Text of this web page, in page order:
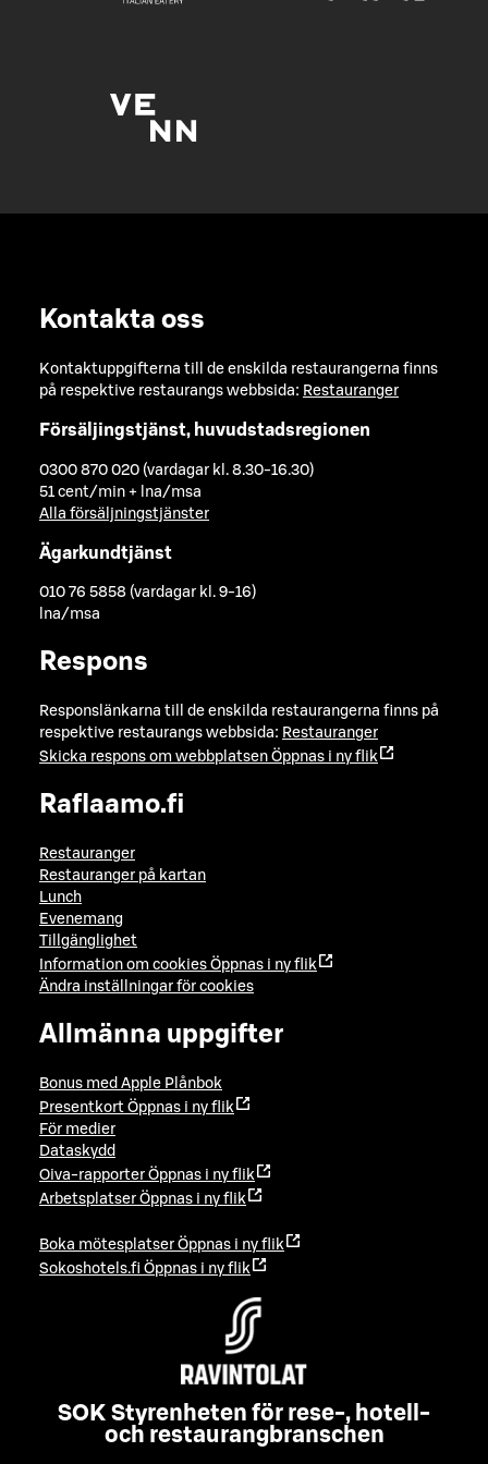
Kontakta oss
Kontaktuppgifterna till de enskilda restaurangerna finns
på respektive restaurangs webbsida: Restauranger
Försäljingstjänst, huvudstadsregionen
0300 870 020 (vardagar kl. 8.30-16.30)
51 cent/min + lna/msa
Alla försäljningstjänster
Ägarkundtjänst
010 76 5858 (vardagar kl. 9-16)
lna/msa
Respons
Responslänkarna till de enskilda restaurangerna finns på
respektive restaurangs webbsida: Restauranger
Skicka respons om webbplatsen Öppnas i ny flik
Raflaamo.fi
Restauranger
Restauranger på kartan
Lunch
Evenemang
Tillgänglighet
Information om cookies Öppnas i ny flik
Ändra inställningar för cookies
Allmänna uppgifter
Bonus med Apple Plånbok
Presentkort Öppnas i ny flik
För medier
Dataskydd
Oiva-rapporter Öppnas i ny flik
Arbetsplatser Öppnas i ny flik
Boka mötesplatser Öppnas i ny flik
Sokoshotels.fi Öppnas i ny flik
SOK Styrenheten för rese-, hotell-
och restaurangbranschen